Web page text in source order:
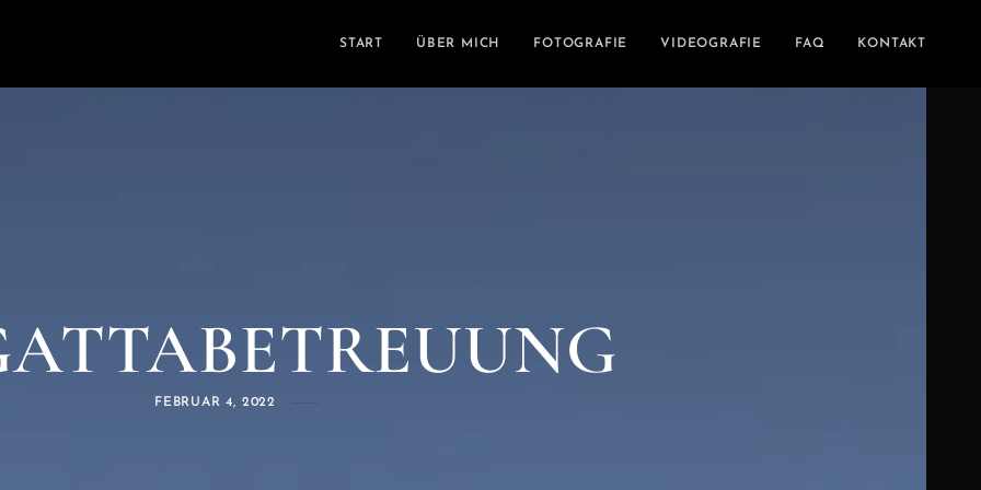
START ÜBER MICH FOTOGRAFIE VIDEOGRAFIE FAQ KONTAKT
FEBRUAR 4, 2022